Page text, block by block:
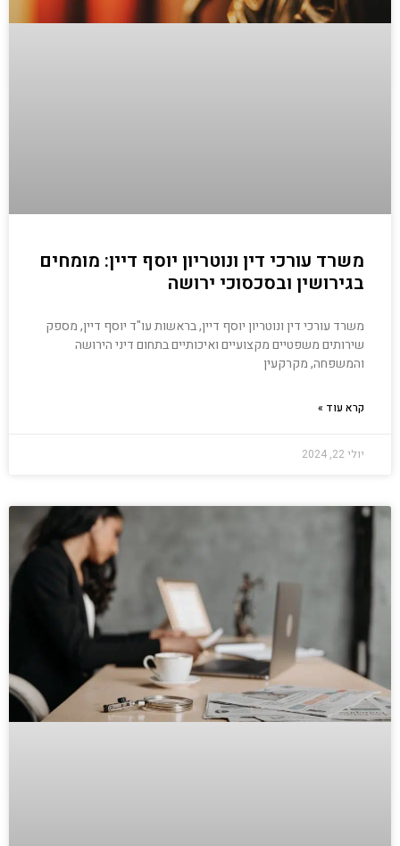
משרד עורכי דין ונוטריון יוסף דיין: מומחים
בגירושין ובסכסוכי ירושה
משרד עורכי דין ונוטריון יוסף דיין, בראשות עו"ד יוסף דיין, מספק
שירותים משפטיים מקצועיים ואיכותיים בתחום דיני הירושה
והמשפחה, מקרקעין
קרא עוד »
יולי 22, 2024